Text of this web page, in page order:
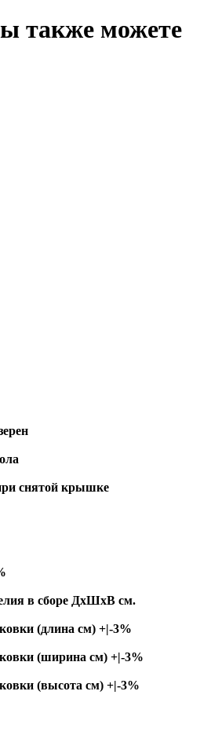
также можете
снятой крышке
в сборе ДxШxВ см.
(длина см) +|-3%
(ширина см) +|-3%
(высота см) +|-3%